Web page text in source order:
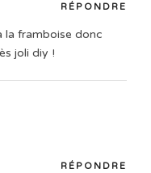
RÉPONDRE
la framboise donc
joli diy !
RÉPONDRE